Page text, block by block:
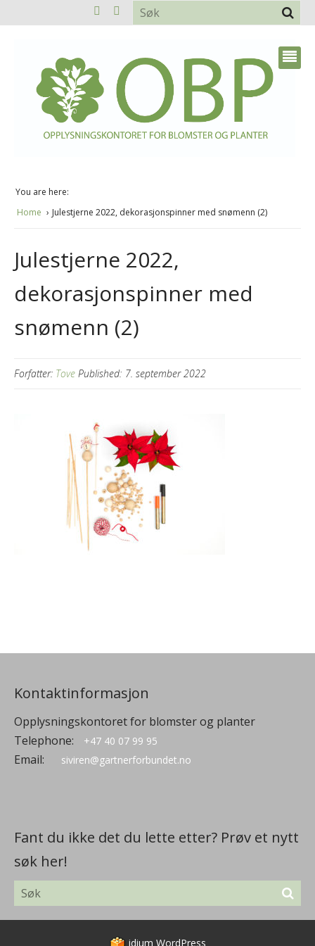
You are here:
Home
Julestjerne 2022, dekorasjonspinner med snømenn (2)
Julestjerne 2022,
dekorasjonspinner med
snømenn (2)
Forfatter: Tove Published: 7. september 2022
Kontaktinformasjon
Opplysningskontoret for blomster og planter
Telephone:
+47 40 07 99 95
Email: siviren@gartnerforbundet.no
Fant du ikke det du lette etter? Prøv et nytt
søk her!
idium WordPress